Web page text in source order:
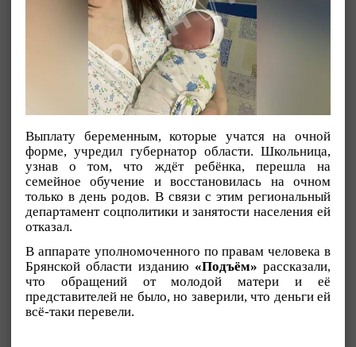
Выплату беременным, которые учатся на очной
форме, учредил губернатор области. Школьница,
узнав о том, что ждёт ребёнка, перешла на
семейное обучение и восстановилась на очном
только в день родов. В связи с этим региональный
департамент соцполитики и занятости населения ей
отказал.
В аппарате уполномоченного по правам человека в
Брянской области изданию «Подъём» рассказали,
что обращений от молодой матери и её
представителей не было, но заверили, что деньги ей
всё-таки перевели.